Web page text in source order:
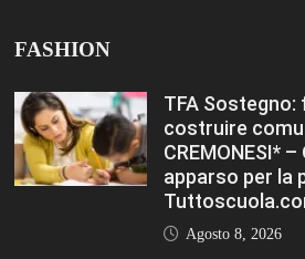
FASHION
TFA
costruire
CREMONESI*
apparso per la
Agosto 8, 2026